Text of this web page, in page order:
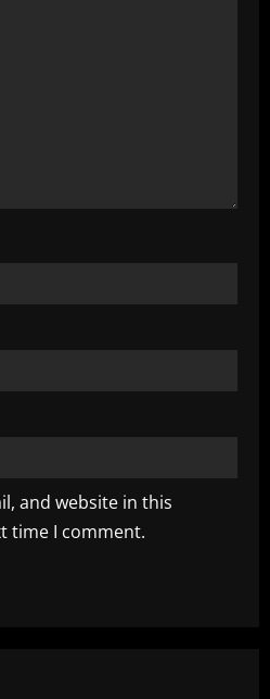
and website in this
time I comment.